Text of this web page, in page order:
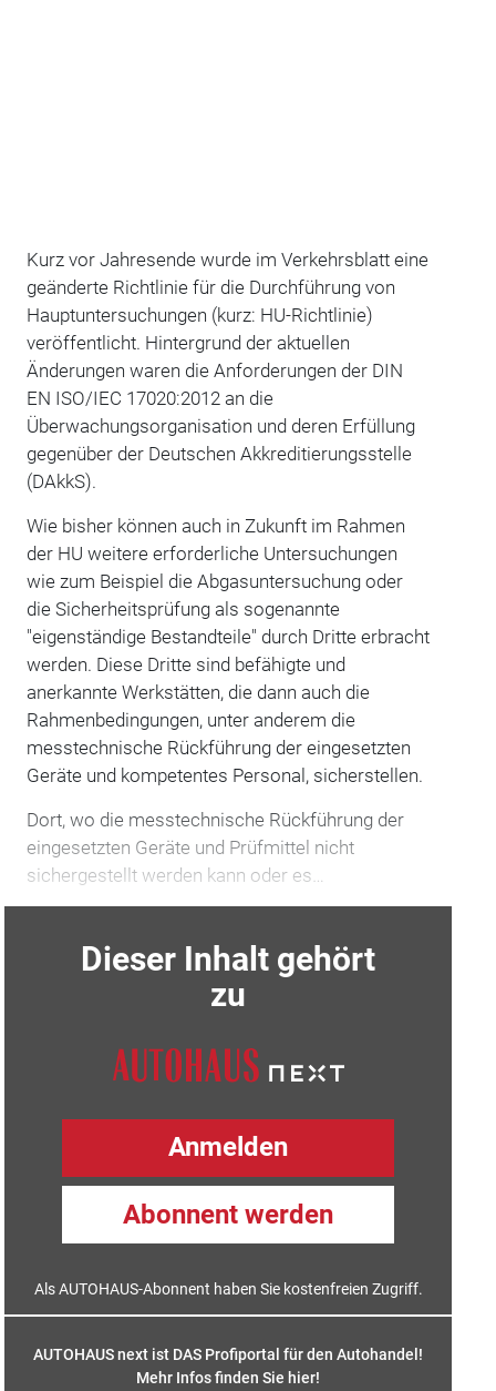
Kurz vor Jahresende wurde im Verkehrsblatt eine
geänderte Richtlinie für die Durchführung von
Hauptuntersuchungen (kurz: HU-Richtlinie)
veröffentlicht. Hintergrund der aktuellen
Änderungen waren die Anforderungen der DIN
EN ISO/IEC 17020:2012 an die
Überwachungsorganisation und deren Erfüllung
gegenüber der Deutschen Akkreditierungsstelle
(DAkkS).
Wie bisher können auch in Zukunft im Rahmen
der HU weitere erforderliche Untersuchungen
wie zum Beispiel die Abgasuntersuchung oder
die Sicherheitsprüfung als sogenannte
"eigenständige Bestandteile" durch Dritte erbracht
werden. Diese Dritte sind befähigte und
anerkannte Werkstätten, die dann auch die
Rahmenbedingungen, unter anderem die
messtechnische Rückführung der eingesetzten
Geräte und kompetentes Personal, sicherstellen.
Dort, wo die messtechnische Rückführung der
eingesetzten Geräte und Prüfmittel nicht
sichergestellt werden kann oder es…
Dieser Inhalt gehört
zu
Anmelden
Abonnent werden
Als AUTOHAUS-Abonnent haben Sie kostenfreien Zugriff.
AUTOHAUS next ist DAS Profiportal für den Autohandel!
Mehr Infos finden Sie hier!